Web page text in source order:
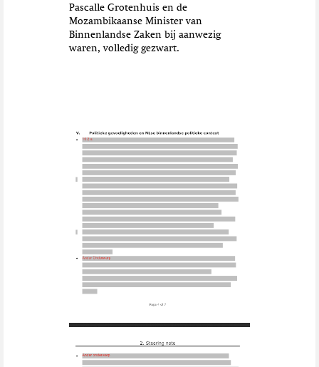
Pascalle Grotenhuis en de
Mozambikaanse Minister van
Binnenlandse Zaken bij aanwezig
waren, volledig gezwart.